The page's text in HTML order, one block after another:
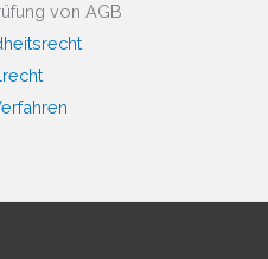
von AGB